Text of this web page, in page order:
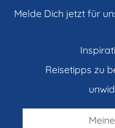
Melde Dich jetzt für
Reisetipps zu